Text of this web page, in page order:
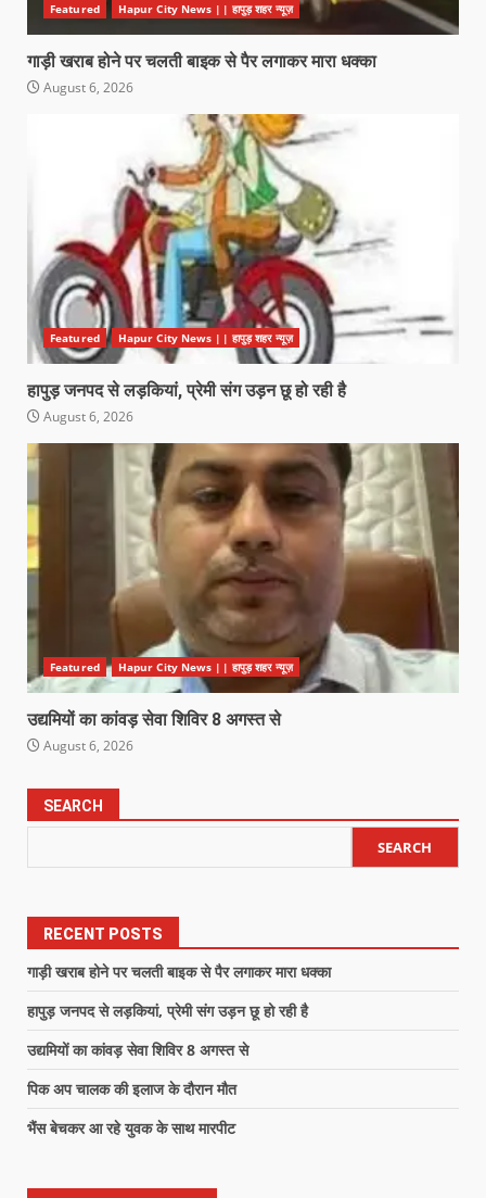
Featured Hapur City News || हापुड़ शहर न्यूज़
गाड़ी खराब होने पर चलती बाइक से पैर लगाकर मारा धक्का
August 6, 2026
Featured Hapur City News || हापुड़ शहर न्यूज़
हापुड़ जनपद से लड़कियां, प्रेमी संग उड़न छू हो रही है
August 6, 2026
Featured Hapur City News || हापुड़ शहर न्यूज़
उद्यमियों का कांवड़ सेवा शिविर 8 अगस्त से
August 6, 2026
SEARCH
SEARCH
RECENT POSTS
गाड़ी खराब होने पर चलती बाइक से पैर लगाकर मारा धक्का
हापुड़ जनपद से लड़कियां, प्रेमी संग उड़न छू हो रही है
उद्यमियों का कांवड़ सेवा शिविर 8 अगस्त से
पिक अप चालक की इलाज के दौरान मौत
भैंस बेचकर आ रहे युवक के साथ मारपीट